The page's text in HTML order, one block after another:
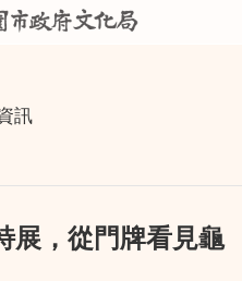
訊
展，從門牌看見龜